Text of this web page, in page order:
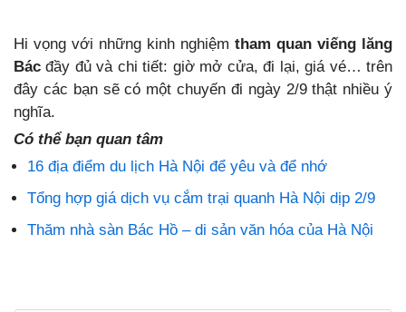
Hi vọng với những kinh nghiệm tham quan viếng lăng
Bác đầy đủ và chi tiết: giờ mở cửa, đi lại, giá vé… trên
đây các bạn sẽ có một chuyến đi ngày 2/9 thật nhiều ý
nghĩa.
Có thể bạn quan tâm
16 địa điểm du lịch Hà Nội để yêu và để nhớ
Tổng hợp giá dịch vụ cắm trại quanh Hà Nội dịp 2/9
Thăm nhà sàn Bác Hồ – di sản văn hóa của Hà Nội